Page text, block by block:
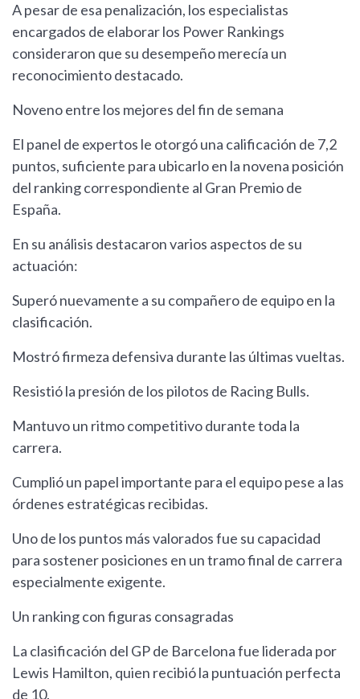
A pesar de esa penalización, los especialistas
encargados de elaborar los Power Rankings
consideraron que su desempeño merecía un
reconocimiento destacado.
Noveno entre los mejores del fin de semana
El panel de expertos le otorgó una calificación de 7,2
puntos, suficiente para ubicarlo en la novena posición
del ranking correspondiente al Gran Premio de
España.
En su análisis destacaron varios aspectos de su
actuación:
Superó nuevamente a su compañero de equipo en la
clasificación.
Mostró firmeza defensiva durante las últimas vueltas.
Resistió la presión de los pilotos de Racing Bulls.
Mantuvo un ritmo competitivo durante toda la
carrera.
Cumplió un papel importante para el equipo pese a las
órdenes estratégicas recibidas.
Uno de los puntos más valorados fue su capacidad
para sostener posiciones en un tramo final de carrera
especialmente exigente.
Un ranking con figuras consagradas
La clasificación del GP de Barcelona fue liderada por
Lewis Hamilton, quien recibió la puntuación perfecta
de 10.